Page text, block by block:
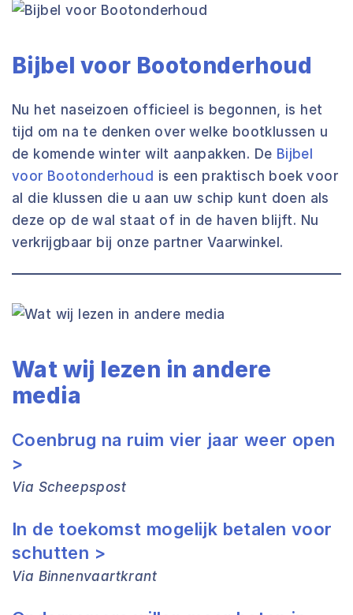
Bijbel voor Bootonderhoud
Nu het naseizoen officieel is begonnen, is het
tijd om na te denken over welke bootklussen u
de komende winter wilt aanpakken. De Bijbel
voor Bootonderhoud is een praktisch boek voor
al die klussen die u aan uw schip kunt doen als
deze op de wal staat of in de haven blijft. Nu
verkrijgbaar bij onze partner Vaarwinkel.
Wat wij lezen in andere
media
Coenbrug na ruim vier jaar weer open
>
Via Scheepspost
In de toekomst mogelijk betalen voor
schutten >
Via Binnenvaartkrant